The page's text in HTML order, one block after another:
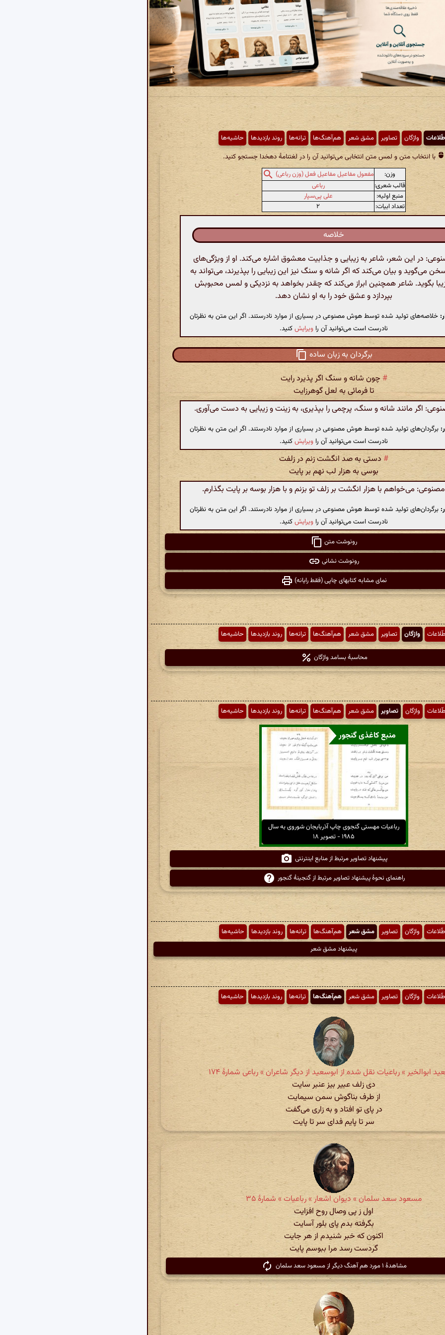
واژگان تصاویر مشق شعر هم‌آهنگ‌ها ترانه‌ها روند بازدیدها حاشیه‌ها
با انتخاب متن و لمس متن انتخابی می‌توانید آن را در لغتنامهٔ دهخدا جستجو کنید.
وزن:
مفعول مفاعیل مفاعیل فعل (وزن رباعی)
قالب شعری:
رباعی
منبع اولیه:
علی پی‌سپار
تعداد ابیات:
۲
خلاصه
در این شعر، شاعر به زیبایی و جذابیت معشوق اشاره می‌کند. او از ویژگی‌های
می‌گوید و بیان می‌کند که اگر شانه و سنگ نیز این زیبایی را بپذیرند، می‌تواند به
بگوید. شاعر همچنین ابراز می‌کند که چقدر بخواهد به نزدیکی و لمس محبوبش
بپردازد و عشق خود را به او نشان دهد.
خلاصه‌های تولید شده توسط هوش مصنوعی در بسیاری از موارد نادرستند. اگر این متن به نظرتان
نادرست است می‌توانید آن را ویرایشکنید.
برگردان به زبان ساده
# چون شانه و سنگ اگر پذیرد رایت
تا فرمائی به لعل گوهرزایت
اگر مانند شانه و سنگ، پرچمی را بپذیری، به زینت و زیبایی به دست می‌آوری.
برگردان‌های تولید شده توسط هوش مصنوعی در بسیاری از موارد نادرستند. اگر این متن به نظرتان
نادرست است می‌توانید آن را ویرایشکنید.
# دستی به صد انگشت زنم در زلفت
بوسی به هزار لب نهم بر پایت
می‌خواهم با هزار انگشت بر زلف تو بزنم و با هزار بوسه بر پایت بگذارم.
برگردان‌های تولید شده توسط هوش مصنوعی در بسیاری از موارد نادرستند. اگر این متن به نظرتان
نادرست است می‌توانید آن را ویرایشکنید.
رونوشت متن
رونوشت نشانی
نمای مشابه کتابهای چاپی (فقط رایانه)
واژگان تصاویر مشق شعر هم‌آهنگ‌ها ترانه‌ها روند بازدیدها حاشیه‌ها
محاسبهٔ بسامد واژگان
واژگان تصاویر مشق شعر هم‌آهنگ‌ها ترانه‌ها روند بازدیدها حاشیه‌ها
منبع کاغذی گنجور
رباعیات مهستی گنجوی چاپ آذربایجان شوروی به سال
۱۹۸۵ - تصویر ۱۸
پیشنهاد تصاویر مرتبط از منابع اینترنتی
راهنمای نحوهٔ پیشنهاد تصاویر مرتبط از گنجینهٔ گنجور
واژگان تصاویر مشق شعر هم‌آهنگ‌ها ترانه‌ها روند بازدیدها
حاشیه‌ها
پیشنهاد مشق شعر
واژگان تصاویر مشق شعر هم‌آهنگ‌ها ترانه‌ها روند بازدیدها حاشیه‌ها
ابوالخیر » رباعیات نقل شده از ابوسعید از دیگر شاعران » رباعی شمارهٔ ۱۷۴
دی زلف عبیر بیز عنبر سایت
از طرف بناگوش سمن سیمایت
در پای تو افتاد و به زاری می‌گفت
سر تا پایم فدای سر تا پایت
مسعود سعد سلمان » دیوان اشعار » رباعیات » شمارهٔ ۳۵
اول ز پی وصال روح افزایت
بگرفته بدم پای بلور آسایت
اکنون که خبر شنیدم از هر جایت
گردست رسد مرا ببوسم پایت
مشاهدهٔ ۱ مورد هم آهنگ دیگر از مسعود سعد سلمان